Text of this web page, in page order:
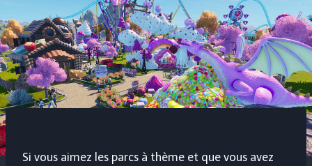
Si vous aimez les parcs à thème et que vous avez